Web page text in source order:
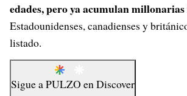
edades, pero ya acumulan
Estadounidenses, canadienses y
listado.
Sigue aPULZO enDiscover